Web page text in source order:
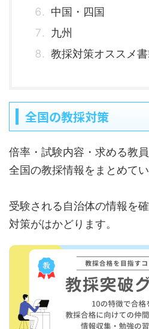
中国・四国
九州
教採対策オススメ
全国の教採対策
倍率・試験内容・求める教員
全国の教採情報をまとめてい
受験される自治体の情報を
対策がはかどります。